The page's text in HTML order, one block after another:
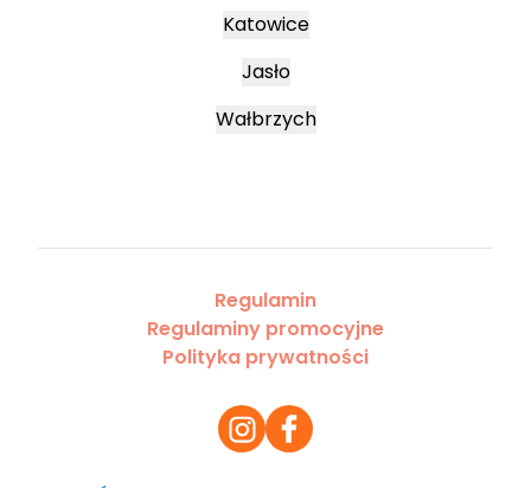
Katowice
Jasło
Wałbrzych
Regulamin
Regulaminy promocyjne
Polityka prywatności